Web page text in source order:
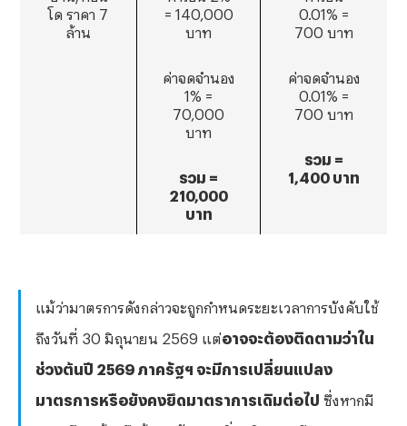
โด ราคา 7
ล้าน
= 140,000
บาท
ค่าจดจำนอง
1% =
70,000
บาท
รวม =
210,000
บาท
0.01% =
700 บาท
ค่าจดจำนอง
0.01% =
700 บาท
รวม =
1 ,400 บาท
แม้ว่ามาตรการดังกล่าวจะถูกกำหนดระยะเวลาการบังคับใช้
ถึงวันที่ 30 มิถุนายน 2569 แต่อาจจะต้องติดตามว่าใน
ช่วงต้นปี 2569 ภาครัฐฯ จะมีการเปลี่ยนแปลง
มาตรการหรือยังคงยึดมาตราการเดิมต่อไป ซึ่งหากมี